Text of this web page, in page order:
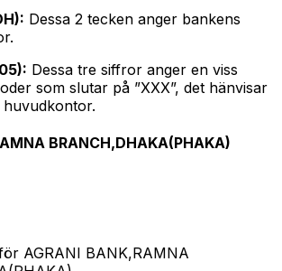
Dessa 2 tecken anger bankens
Dessa tre siffror anger en viss
som slutar på ”XXX”, det hänvisar
BRANCH,DHAKA(PHAKA)
AGRANI BANK,RAMNA